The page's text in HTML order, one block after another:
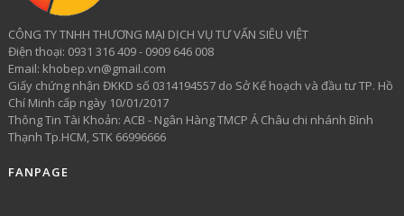
CÔNG TY TNHH THƯƠNG MẠI DỊCH VỤ TƯ VẤN SIÊU VIỆT
​Điện thoại: 0931 316 409 - 0909 646 008
Email: khobep.vn@gmail.com
Giấy chứng nhận ĐKKD số 0314194557 do Sở Kế hoạch và đầu tư TP. Hồ
Chí Minh cấp ngày 10/01/2017
Thông Tin Tài Khoản: ACB - Ngân Hàng TMCP Á Châu chi nhánh Bình
Thạnh Tp.HCM, STK 66996666
FANPAGE